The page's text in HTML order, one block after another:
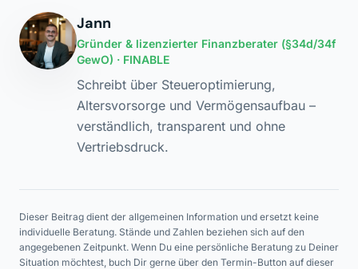
Jann
Gründer & lizenzierter Finanzberater (§34d/34f
GewO) · FINABLE
Schreibt über Steueroptimierung,
Altersvorsorge und Vermögensaufbau –
verständlich, transparent und ohne
Vertriebsdruck.
Dieser Beitrag dient der allgemeinen Information und ersetzt keine
individuelle Beratung. Stände und Zahlen beziehen sich auf den
angegebenen Zeitpunkt. Wenn Du eine persönliche Beratung zu Deiner
Situation möchtest, buch Dir gerne über den Termin-Button auf dieser